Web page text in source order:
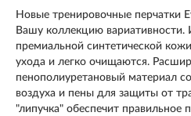
Новые тренировочные перчатки
Вашу коллекцию вариативности.
премиальной синтетической
ухода и легко очищаются.
пенополиуретановый материал
воздуха и пены для защиты от
"липучка" обеспечит правильное